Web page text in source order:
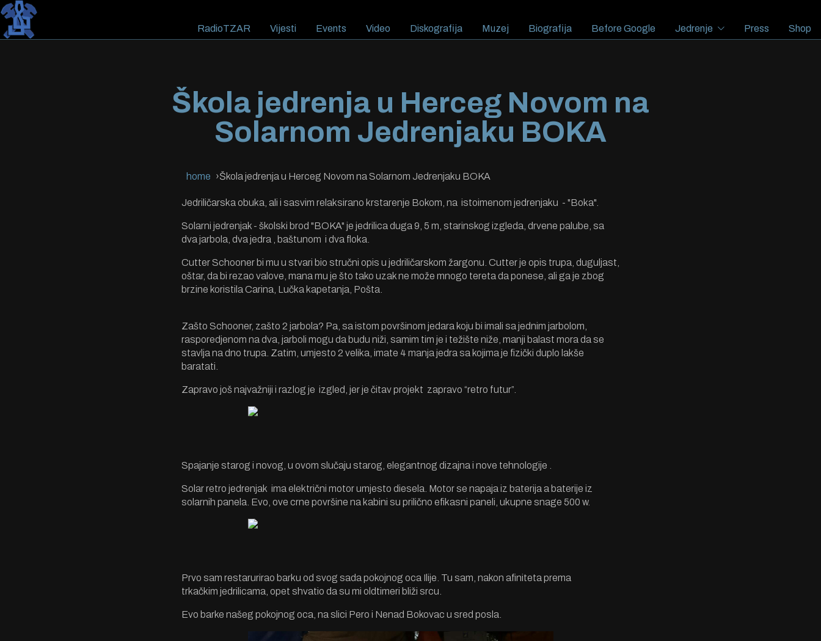
RadioTZAR Vijesti Events Video Diskografija Muzej Biografija Before Google Jedrenje Press Shop
Škola jedrenja u Herceg Novom na
Solarnom Jedrenjaku BOKA
home Škola jedrenja u Herceg Novom na Solarnom Jedrenjaku BOKA
Jedriličarska obuka, ali i sasvim relaksirano krstarenje Bokom, na istoimenom jedrenjaku - "Boka".
Solarni jedrenjak - školski brod "BOKA" je jedrilica duga 9, 5 m, starinskog izgleda, drvene palube, sa
dva jarbola, dva jedra , baštunom i dva floka.
Cutter Schooner bi mu u stvari bio stručni opis u jedriličarskom žargonu. Cutter je opis trupa, duguljast,
oštar, da bi rezao valove, mana mu je što tako uzak ne može mnogo tereta da ponese, ali ga je zbog
brzine koristila Carina, Lučka kapetanja, Pošta.
Zašto Schooner, zašto 2 jarbola? Pa, sa istom površinom jedara koju bi imali sa jednim jarbolom,
rasporedjenom na dva, jarboli mogu da budu niži, samim tim je i težište niže, manji balast mora da se
stavlja na dno trupa. Zatim, umjesto 2 velika, imate 4 manja jedra sa kojima je fizički duplo lakše
baratati.
Zapravo još najvažniji i razlog je izgled, jer je čitav projekt zapravo “retro futur”.
Spajanje starog i novog, u ovom slučaju starog, elegantnog dizajna i nove tehnologije .
Solar retro jedrenjak ima električni motor umjesto diesela. Motor se napaja iz baterija a baterije iz
solarnih panela. Evo, ove crne površine na kabini su prilično efikasni paneli, ukupne snage 500 w.
Prvo sam restarurirao barku od svog sada pokojnog oca Ilije. Tu sam, nakon afiniteta prema
trkačkim jedrilicama, opet shvatio da su mi oldtimeri bliži srcu.
Evo barke našeg pokojnog oca, na slici Pero i Nenad Bokovac u sred posla.